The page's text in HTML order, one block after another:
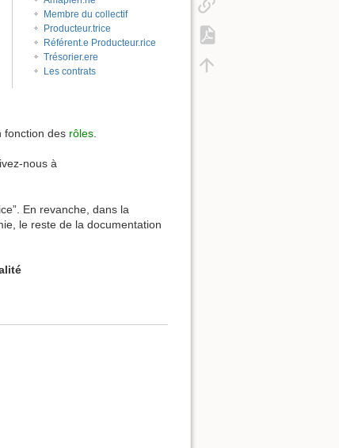
Membre du collectif
Producteur.trice
Référent.e Producteur.rice
Trésorier.ere
Les contrats
fonction des rôles
nous à
En revanche, dans la
le reste de la documentation